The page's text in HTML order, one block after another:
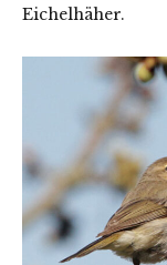
Eichelhäher.